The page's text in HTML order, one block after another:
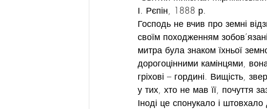
І. Рєпін, 1888 р.
Господь не вчив про земні
своїм походженням
митра була знаком їхньої
дорогоцінними камінцями,
гріхові – гордині. Вищість,
у тих, хто не мав її, почуття
Іноді це спонукало і